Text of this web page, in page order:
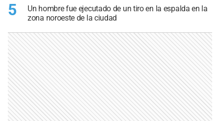
5
Un hombre fue ejecutado de un tiro en la espalda en la
zona noroeste de la ciudad